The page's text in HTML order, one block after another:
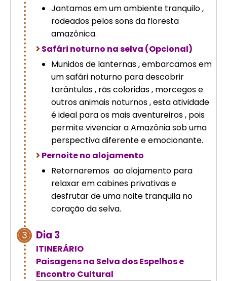
Jantamos em um ambiente tranquilo ,
rodeados pelos sons da floresta
amazônica.
Safári noturno na selva (Opcional)
Munidos de lanternas , embarcamos em
um safári noturno para descobrir
tarântulas , rãs coloridas , morcegos e
outros animais noturnos , esta atividade
é ideal para os mais aventureiros , pois
permite vivenciar a Amazônia sob uma
perspectiva diferente e emocionante.
Pernoite no alojamento
Retornaremos ao alojamento para
relaxar em cabines privativas e
desfrutar de uma noite tranquila no
coração da selva.
3 Dia 3
ITINERÁRIO
Paisagens na Selva dos Espelhos e
Encontro Cultural